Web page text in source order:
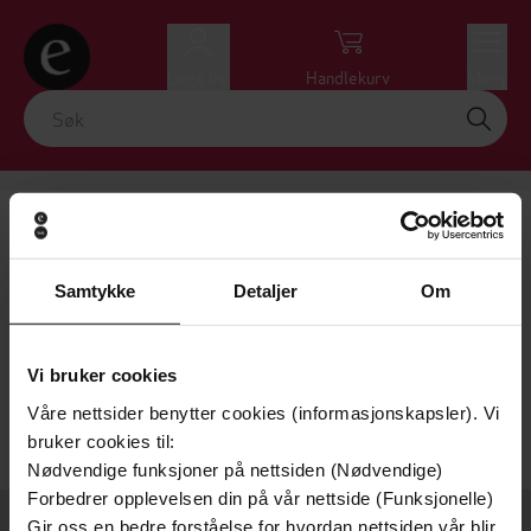
Samtykke Detaljer Om
Vi bruker cookies
Våre nettsider benytter cookies (informasjonskapsler). Vi
bruker cookies til:
Nødvendige funksjoner på nettsiden (Nødvendige)
Forbedrer opplevelsen din på vår nettside (Funksjonelle)
Gir oss en bedre forståelse for hvordan nettsiden vår blir
Handlekurv
Ingrid Marie
Gamborg-
Nielsen
Få varsel ved ny bok av forfatteren
Beklager! Vi kunne ikke finne det du søkte etter.